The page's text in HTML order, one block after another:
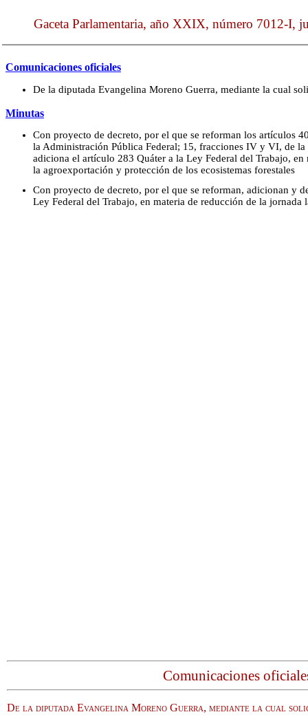
Gaceta Parlamentaria, año XXIX, número 7012-I,
Comunicaciones oficiales
De la diputada Evangelina Moreno Guerra, mediante la cual
Minutas
Con proyecto de decreto, por el que se reforman los artículos
la Administración Pública Federal; 15, fracciones IV y VI, de
adiciona el artículo 283 Quáter a la Ley Federal del Trabajo,
la agroexportación y protección de los ecosistemas forestales
Con proyecto de decreto, por el que se reforman, adicionan y
Ley Federal del Trabajo, en materia de reducción de la jornada
Comunicaciones
De la diputada Evangelina Moreno Guerra, mediante la cual